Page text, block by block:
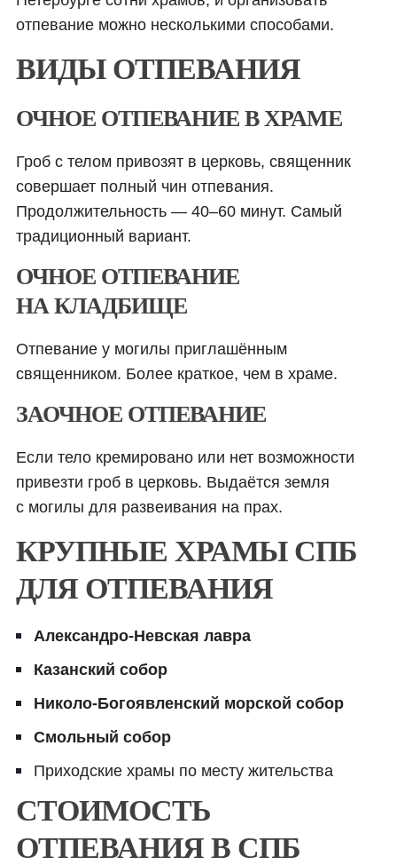
отпевание можно несколькими способами.
ВИДЫ ОТПЕВАНИЯ
ОЧНОЕ ОТПЕВАНИЕ В ХРАМЕ
Гроб с телом привозят в церковь, священник
совершает полный чин отпевания.
Продолжительность — 40–60 минут. Самый
традиционный вариант.
ОЧНОЕ ОТПЕВАНИЕ
НА КЛАДБИЩЕ
Отпевание у могилы приглашённым
священником. Более краткое, чем в храме.
ЗАОЧНОЕ ОТПЕВАНИЕ
Если тело кремировано или нет возможности
привезти гроб в церковь. Выдаётся земля
с могилы для развеивания на прах.
КРУПНЫЕ ХРАМЫ СПБ
ДЛЯ ОТПЕВАНИЯ
Александро-Невская лавра
Казанский собор
Николо-Богоявленский морской собор
Смольный собор
Приходские храмы по месту жительства
СТОИМОСТЬ
ОТПЕВАНИЯ В СПБ